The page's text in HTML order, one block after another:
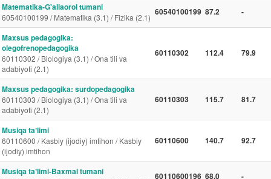
Matematika-G'allaorol tumani
60540100199 / Matematika (3.1) / Fizika (2.1)
60540100199 87.2 -
Maxsus pedagogika:
olegofrenopedagogika
60110302 / Biologiya (3.1) / Ona tili va
adabiyoti (2.1)
60110302 112.4 79.9
Maxsus pedagogika: surdopedagogika
60110303 / Biologiya (3.1) / Ona tili va
adabiyoti (2.1)
60110303 115.7 81.7
Musiqa taʼlimi
60110600 / Kasbiy (ijodiy) imtihon / Kasbiy
(ijodiy) imtihon
60110600 140.7 92.7
Musiqa taʼlimi-Baxmal tumani 60110600196 68.0 -